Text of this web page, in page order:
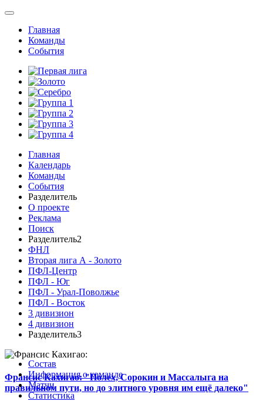
Главная
Команды
События
Главная
Календарь
Команды
События
Разделитель
О проекте
Реклама
Поиск
Разделитель2
ФНЛ
Вторая лига А - Золото
ПФЛ-Центр
ПФЛ - Юг
ПФЛ - Урал-Поволжье
ПФЛ - Восток
3 дивизион
4 дивизион
Разделитель3
Франсис Кахигао: "Полех, Сорокин и Массалыга на
правильном пути, но до элитного уровня им ещё далеко"
Состав
Информация о команде
Матчи
Статистика